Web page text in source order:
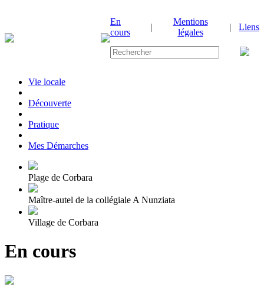
En
cours
|
Mentions
légales
| Liens
Vie locale
|Découverte
|Pratique
|Mes Démarches
Plage de Corbara
Maître-autel de la collégiale A Nunziata
Village de Corbara
En cours